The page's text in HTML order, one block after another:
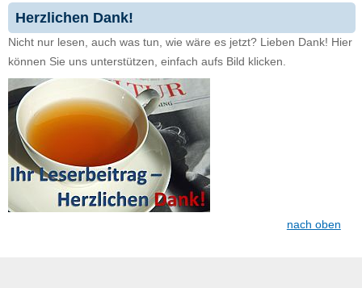
Herzlichen Dank!
Nicht nur lesen, auch was tun, wie wäre es jetzt? Lieben Dank! Hier
können Sie uns unterstützen, einfach aufs Bild klicken.
nach oben